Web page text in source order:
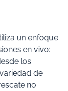
un enfoque
en vivo:
los
de
no